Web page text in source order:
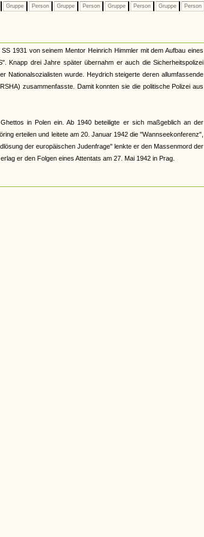
Gruppe Person Gruppe Person Gruppe Person Gruppe Person
1931 von seinem Mentor Heinrich Himmler mit dem Aufbau eines
Knapp drei Jahre später übernahm er auch die Sicherheitspolizei
Nationalsozialisten wurde. Heydrich steigerte deren allumfassende
zusammenfasste. Damit konnten sie die politische Polizei aus
in Polen ein. Ab 1940 beteiligte er sich maßgeblich an der
erteilen und leitete am 20. Januar 1942 die "Wannseekonferenz",
der europäischen Judenfrage" lenkte er den Massenmord der
er den Folgen eines Attentats am 27. Mai 1942 in Prag.